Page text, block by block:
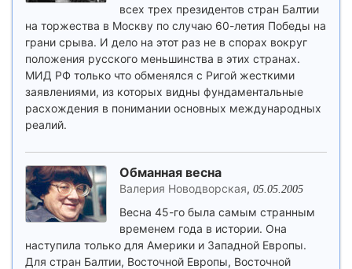
всех трех президентов стран Балтии
на торжества в Москву по случаю 60-летия Победы на
грани срыва. И дело на этот раз не в спорах вокруг
положения русского меньшинства в этих странах.
МИД РФ только что обменялся с Ригой жесткими
заявлениями, из которых видны фундаментальные
расхождения в понимании основных международных
реалий.
Обманная весна
Валерия Новодворская, 05.05.2005
Весна 45-го была самым странным
временем года в истории. Она
наступила только для Америки и Западной Европы.
Для стран Балтии, Восточной Европы, Восточной